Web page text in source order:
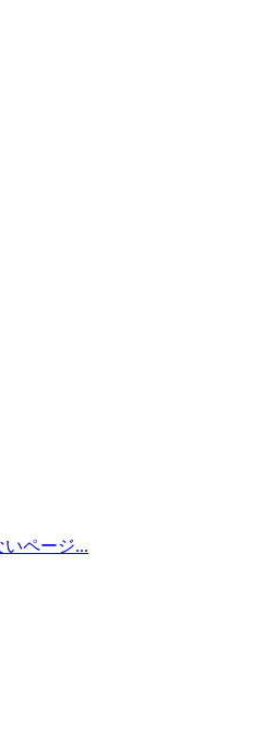
いページ...